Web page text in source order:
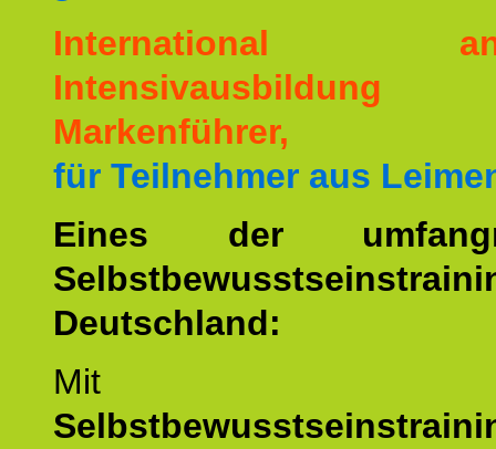
International
Markenführer,
für Teilnehmer aus
Eines der
Deutschland:
Mit